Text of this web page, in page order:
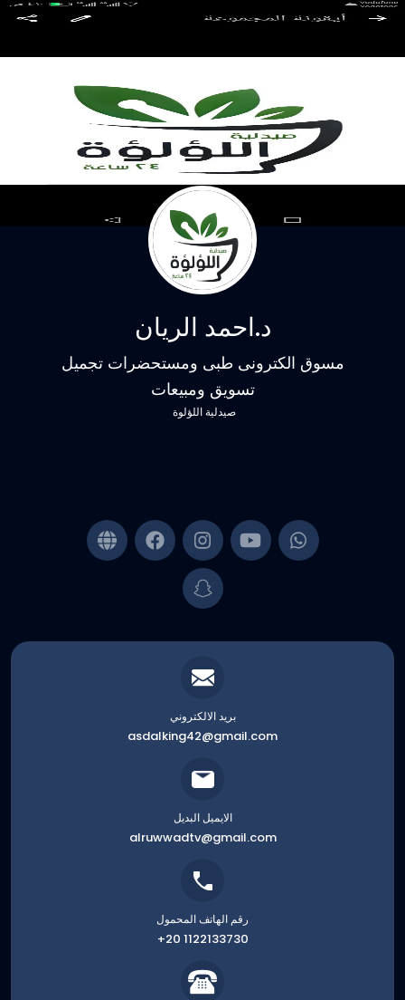
د.احمد الريان
مسوق الكترونى طبى ومستحضرات تجميل
تسويق ومبيعات
صيدلية اللؤلوة
بريد الالكتروني
asdalking42@gmail.com
الايميل البديل
alruwwadtv@gmail.com
رقم الهاتف المحمول
+20 1122133730